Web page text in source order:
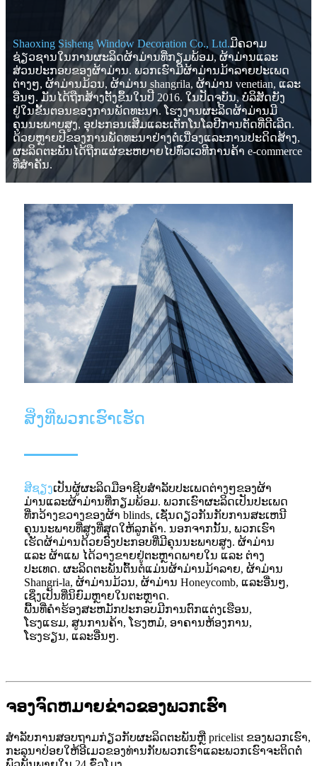
Shaoxing Sisheng Window Decoration Co., Ltd.ມີຄວາມ
ຊ່ຽວຊານໃນການຜະລິດຜ້າມ່ານທີ່ກຽມພ້ອມ, ຜ້າມ່ານແລະ
ສ່ວນປະກອບຂອງຜ້າມ່ານ. ພວກເຮົາມີຜ້າມ່ານມ້າລາຍປະເພດ
ຕ່າງໆ, ຜ້າມ່ານມ້ວນ, ຜ້າມ່ານ shangrila, ຜ້າມ່ານ venetian, ແລະ
ອື່ນໆ. ມັນໄດ້ຖືກສ້າງຕັ້ງຂຶ້ນໃນປີ 2016. ໃນປັດຈຸບັນ, ບໍລິສັດຍັງ
ຢູ່ໃນຂັ້ນຕອນຂອງການພັດທະນາ. ໂຮງງານຜະລິດຜ້າມ່ານມີ
ຄຸນນະພາບສູງ, ອຸປະກອນເສີມແລະເຕັກໂນໂລຢີການຕັດທີ່ດີເລີດ.
ດ້ວຍຫຼາຍປີຂອງການພັດທະນາຢ່າງຕໍ່ເນື່ອງແລະການປະດິດສ້າງ,
ຜະລິດຕະພັນໄດ້ຖືກແຜ່ຂະຫຍາຍໄປທົ່ວເວທີການຄ້າ e-commerce
ທີ່ສໍາຄັນ.
ສິ່ງທີ່ພວກເຮົາເຮັດ
ສີຊຽງເປັນຜູ້ຜະລິດມືອາຊີບສໍາລັບປະເພດຕ່າງໆຂອງຜ້າ
ມ່ານແລະຜ້າມ່ານທີ່ກຽມພ້ອມ. ພວກ​ເຮົາ​ຜະ​ລິດ​ເປັນ​ປະ​ເພດ​
ທີ່​ກວ້າງ​ຂວາງ​ຂອງ​ຜ້າ blinds​, ເຊັ່ນ​ດຽວ​ກັນ​ກັບ​ການ​ສະ​ເຫນີ​
ຄຸນ​ນະ​ພາບ​ທີ່​ສູງ​ທີ່​ສຸດ​ໃຫ້​ລູກ​ຄ້າ​. ນອກຈາກນັ້ນ, ພວກເຮົາ
ເຮັດຜ້າມ່ານດ້ວຍອົງປະກອບທີ່ມີຄຸນນະພາບສູງ. ຜ້າມ່ານ
ແລະ ຜ້າແພ ໄດ້ວາງຂາຍຢູ່ຕະຫຼາດພາຍໃນ ແລະ ຕ່າງ
ປະເທດ. ຜະລິດຕະພັນຕົ້ນຕໍແມ່ນຜ້າມ່ານມ້າລາຍ, ຜ້າມ່ານ
Shangri-la, ຜ້າມ່ານມ້ວນ, ຜ້າມ່ານ Honeycomb, ແລະອື່ນໆ,
ເຊິ່ງເປັນທີ່ນິຍົມຫຼາຍໃນຕະຫຼາດ.
ພື້ນທີ່ຄໍາຮ້ອງສະຫມັກປະກອບມີການຕົກແຕ່ງເຮືອນ,
ໂຮງແຮມ, ສູນການຄ້າ, ໂຮງຫມໍ, ອາຄານຫ້ອງການ,
ໂຮງຮຽນ, ແລະອື່ນໆ.
ຈອງຈົດຫມາຍຂ່າວຂອງພວກເຮົາ
ສໍາ​ລັບ​ການ​ສອບ​ຖາມ​ກ່ຽວ​ກັບ​ຜະ​ລິດ​ຕະ​ພັນ​ຫຼື pricelist ຂອງ​ພວກ​ເຮົາ​,
ກະ​ລຸ​ນາ​ປ່ອຍ​ໃຫ້​ອີ​ເມວ​ຂອງ​ທ່ານ​ກັບ​ພວກ​ເຮົາ​ແລະ​ພວກ​ເຮົາ​ຈະ​ຕິດ​ຕໍ່​